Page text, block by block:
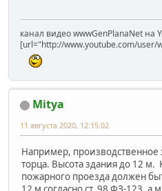
канал видео wwwGenPlanaNet на
[url="http://www.youtube.com/user/
Mitya
11 августа 2020, 12:15:02
Например, производственное
торца. Высота здания до 12 м.
пожарного проезда должен